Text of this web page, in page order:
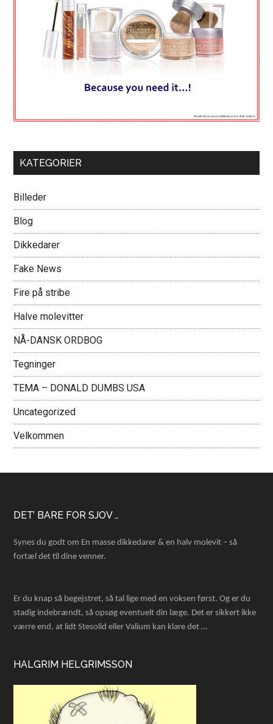
KATEGORIER
Billeder
Blog
Dikkedarer
Fake News
Fire på stribe
Halve molevitter
NÅ-DANSK ORDBOG
Tegninger
TEMA – DONALD DUMBS USA
Uncategorized
Velkommen
Footer
DET’ BARE FOR SJOV …
Synes du godt om En masse dikkedarer & en halv molevit – så
fortæl det til dine venner.
Er du knap så begejstret, så tal lige med en voksen først. Og er du
stadig indebrændt, så opsøg eventuelt din læge. Det er sikkert ikke
værre end, at lidt Stesolid eller Valium kan klare det …
HALGRIM HELGRIMSSON